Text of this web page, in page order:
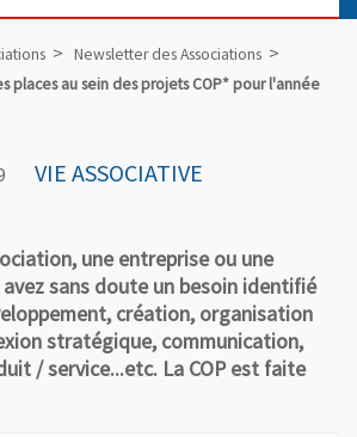
Newsletter des Associations
places au sein des projets COP* pour l'année
VIE ASSOCIATIVE
une entreprise ou une
sans doute un besoin identifié
création, organisation
stratégique, communication,
/ service...etc. La COP est faite